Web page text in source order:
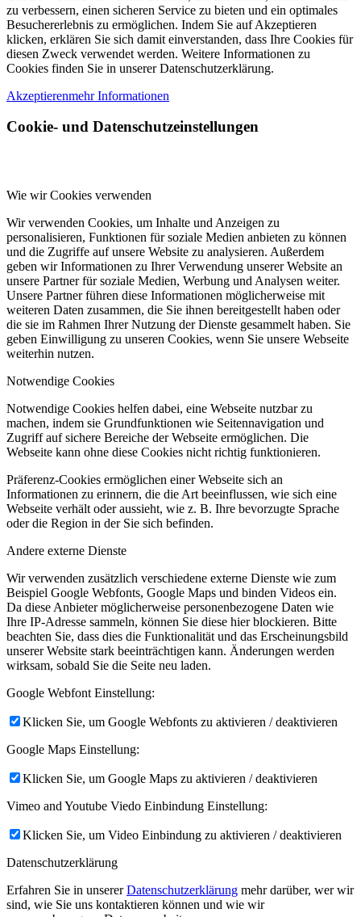
zu verbessern, einen sicheren Service zu bieten und ein optimales
Besuchererlebnis zu ermöglichen. Indem Sie auf Akzeptieren
klicken, erklären Sie sich damit einverstanden, dass Ihre Cookies für
diesen Zweck verwendet werden. Weitere Informationen zu
Cookies finden Sie in unserer Datenschutzerklärung.
Akzeptierenmehr Informationen
Cookie- und Datenschutzeinstellungen
Wie wir Cookies verwenden
Wir verwenden Cookies, um Inhalte und Anzeigen zu
personalisieren, Funktionen für soziale Medien anbieten zu können
und die Zugriffe auf unsere Website zu analysieren. Außerdem
geben wir Informationen zu Ihrer Verwendung unserer Website an
unsere Partner für soziale Medien, Werbung und Analysen weiter.
Unsere Partner führen diese Informationen möglicherweise mit
weiteren Daten zusammen, die Sie ihnen bereitgestellt haben oder
die sie im Rahmen Ihrer Nutzung der Dienste gesammelt haben. Sie
geben Einwilligung zu unseren Cookies, wenn Sie unsere Webseite
weiterhin nutzen.
Notwendige Cookies
Notwendige Cookies helfen dabei, eine Webseite nutzbar zu
machen, indem sie Grundfunktionen wie Seitennavigation und
Zugriff auf sichere Bereiche der Webseite ermöglichen. Die
Webseite kann ohne diese Cookies nicht richtig funktionieren.
Präferenz-Cookies ermöglichen einer Webseite sich an
Informationen zu erinnern, die die Art beeinflussen, wie sich eine
Webseite verhält oder aussieht, wie z. B. Ihre bevorzugte Sprache
oder die Region in der Sie sich befinden.
Andere externe Dienste
Wir verwenden zusätzlich verschiedene externe Dienste wie zum
Beispiel Google Webfonts, Google Maps und binden Videos ein.
Da diese Anbieter möglicherweise personenbezogene Daten wie
Ihre IP-Adresse sammeln, können Sie diese hier blockieren. Bitte
beachten Sie, dass dies die Funktionalität und das Erscheinungsbild
unserer Website stark beeinträchtigen kann. Änderungen werden
wirksam, sobald Sie die Seite neu laden.
Google Webfont Einstellung:
Klicken Sie, um Google Webfonts zu aktivieren / deaktivieren
Google Maps Einstellung:
Klicken Sie, um Google Maps zu aktivieren / deaktivieren
Vimeo and Youtube Viedo Einbindung Einstellung:
Klicken Sie, um Video Einbindung zu aktivieren / deaktivieren
Datenschutzerklärung
Erfahren Sie in unsererDatenschutzerklärung mehr darüber, wer wir
sind, wie Sie uns kontaktieren können und wie wir